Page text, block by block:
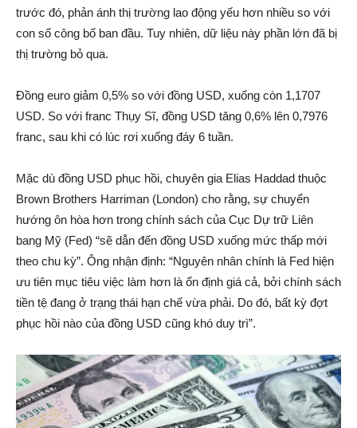
trước đó, phản ánh thị trường lao động yếu hơn nhiều so với
con số công bố ban đầu. Tuy nhiên, dữ liệu này phần lớn đã bị
thị trường bỏ qua.
Đồng euro giảm 0,5% so với đồng USD, xuống còn 1,1707
USD. So với franc Thụy Sĩ, đồng USD tăng 0,6% lên 0,7976
franc, sau khi có lúc rơi xuống đáy 6 tuần.
Mặc dù đồng USD phục hồi, chuyên gia Elias Haddad thuộc
Brown Brothers Harriman (London) cho rằng, sự chuyển
hướng ôn hòa hơn trong chính sách của Cục Dự trữ Liên
bang Mỹ (Fed) “sẽ dẫn đến đồng USD xuống mức thấp mới
theo chu kỳ”. Ông nhận định: “Nguyên nhân chính là Fed hiện
ưu tiên mục tiêu việc làm hơn là ổn định giá cả, bởi chính sách
tiền tệ đang ở trạng thái hạn chế vừa phải. Do đó, bất kỳ đợt
phục hồi nào của đồng USD cũng khó duy trì”.